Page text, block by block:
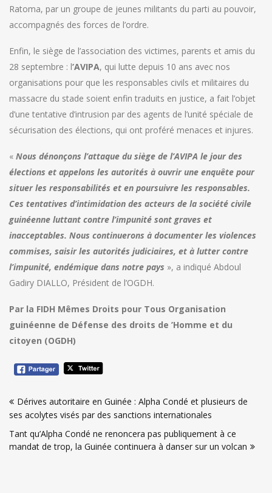
Ratoma, par un groupe de jeunes militants du parti au pouvoir,
accompagnés des forces de l’ordre.
Enfin, le siège de l’association des victimes, parents et amis du
28 septembre : l’AVIPA, qui lutte depuis 10 ans avec nos
organisations pour que les responsables civils et militaires du
massacre du stade soient enfin traduits en justice, a fait l’objet
d’une tentative d’intrusion par des agents de l’unité spéciale de
sécurisation des élections, qui ont proféré menaces et injures.
« Nous dénonçons l’attaque du siège de l’AVIPA le jour des
élections et appelons les autorités à ouvrir une enquête pour
situer les responsabilités et en poursuivre les responsables.
Ces tentatives d’intimidation des acteurs de la société civile
guinéenne luttant contre l’impunité sont graves et
inacceptables. Nous continuerons à documenter les violences
commises, saisir les autorités judiciaires, et à lutter contre
l’impunité, endémique dans notre pays », a indiqué Abdoul
Gadiry DIALLO, Président de l’OGDH.
Par la FIDH Mêmes Droits pour Tous Organisation
guinéenne de Défense des droits de ’Homme et du
citoyen (OGDH)
de
l’article
Dérives autoritaire en Guinée : Alpha Condé et plusieurs de
ses acolytes visés par des sanctions internationales
Tant qu’Alpha Condé ne renoncera pas publiquement à ce
mandat de trop, la Guinée continuera à danser sur un volcan